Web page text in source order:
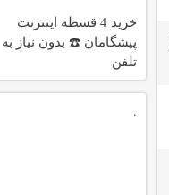
خرید 4 قسطه اینترنت
پیشگامان ☎️ بدون نیاز به
تلفن
.